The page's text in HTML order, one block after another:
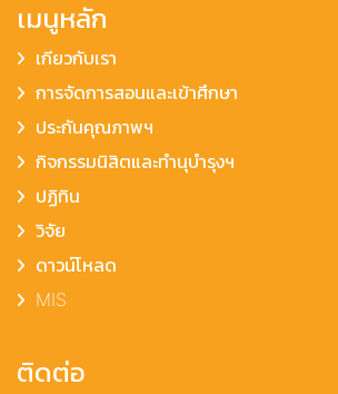
เมนูหลัก
เกียวกับเรา
การจัดการสอนและเข้าศึกษา
ประกันคุณภาพฯ
กิจกรรมนิสิตและทำนุบำรุงฯ
ปฏิทิน
วิจัย
ดาวน์โหลด
MIS
ติดต่อ